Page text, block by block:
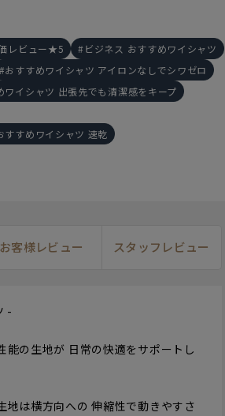
レビュー★5
ビジネス おすすめワイシャツ
おすすめワイシャツ アイロンなしでシワゼロ
ワイシャツ 出張先でも清潔感をキープ
すすめワイシャツ 速乾
お客様レビュー スタッフレビュー
-
能の生地が 日常の快適をサポートし
地は横方向への 伸縮性で動きやすさ